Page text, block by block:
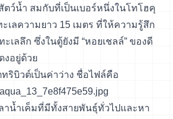
ว์น้ำ สมกับที่เป็นเบอร์หนึ่งในโทโฮคุ
เลความยาว 15 เมตร ที่ให้ความรู้สึก
เลลึก ซึ่งในตู้ยังมี “หอยเชลล์” ของดี
งอยู่ด้วย
น้ำเค็มที่มีทั้งสายพันธุ์ทั่วไปและหา